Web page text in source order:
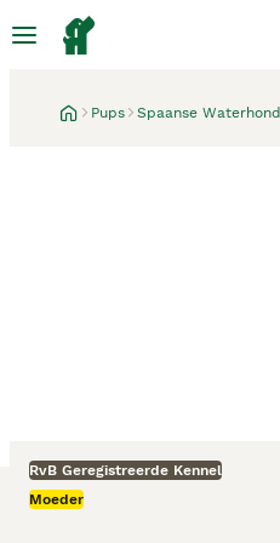
Pups Spaanse Waterhond
RvB Geregistreerde Kennel
Moeder
1 maand Hallum